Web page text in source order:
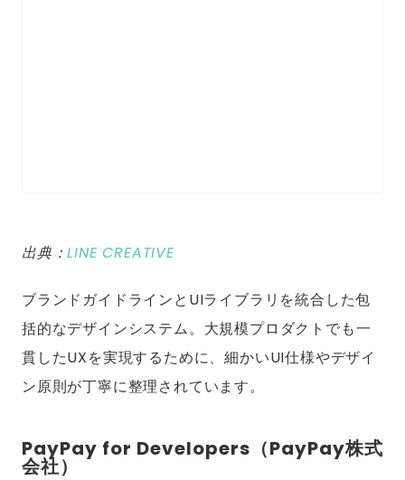
出典：LINE CREATIVE
ブランドガイドラインとUIライブラリを統合した包
括的なデザインシステム。大規模プロダクトでも一
貫したUXを実現するために、細かいUI仕様やデザイ
ン原則が丁寧に整理されています。
PayPay for Developers（PayPay株式
会社）